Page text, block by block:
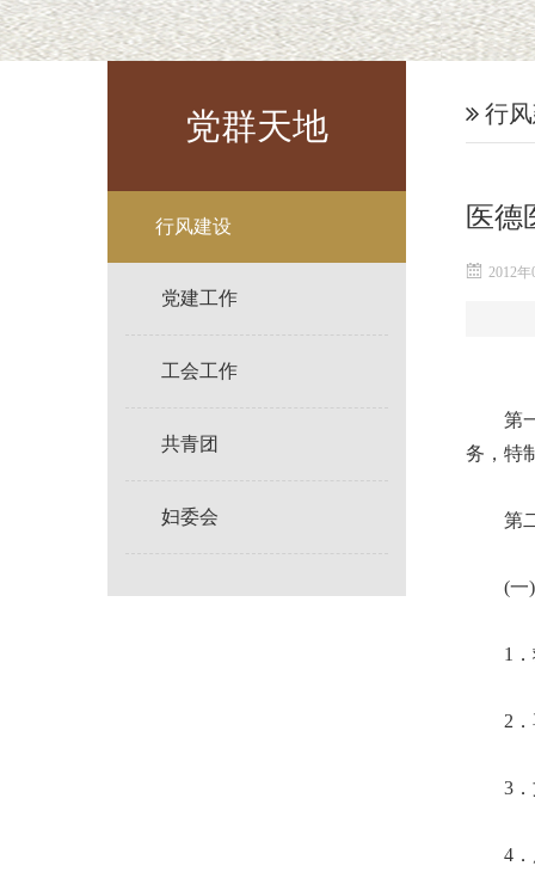
党群天地
行风建设
党建工作
工会工作
共青团
妇委会
行
医德
2012
第一
务，特
第二
(一)
1．救
2．尊
3．文
4．廉